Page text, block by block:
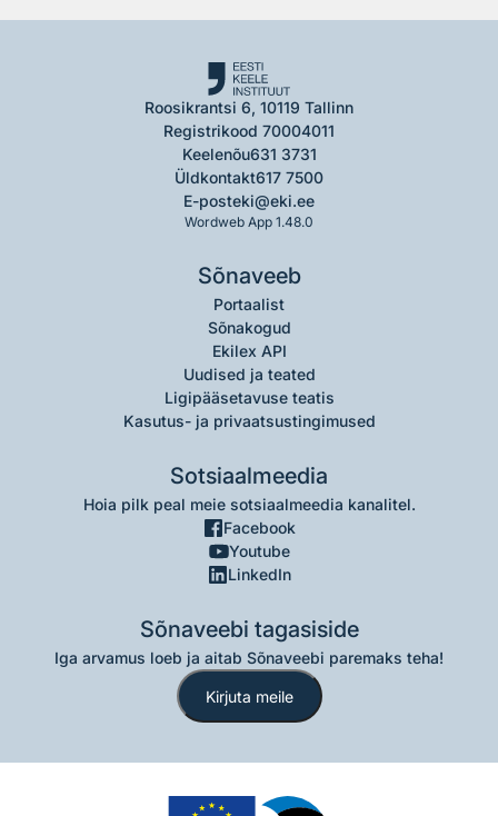
Roosikrantsi 6, 10119 Tallinn
Registrikood 70004011
Keelenõu631 3731
Üldkontakt617 7500
E-posteki@eki.ee
Wordweb App 1.48.0
Sõnaveeb
Portaalist
Sõnakogud
Ekilex API
Uudised ja teated
Ligipääsetavuse teatis
Kasutus- ja privaatsustingimused
Sotsiaalmeedia
Hoia pilk peal meie sotsiaalmeedia kanalitel.
Facebook
Youtube
LinkedIn
Sõnaveebi tagasiside
Iga arvamus loeb ja aitab Sõnaveebi paremaks teha!
Kirjuta meile